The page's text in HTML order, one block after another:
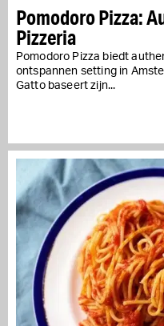
Pomodoro Pizza:
Pizzeria
Pomodoro Pizza biedt
ontspannen setting in
Gatto baseert zijn...